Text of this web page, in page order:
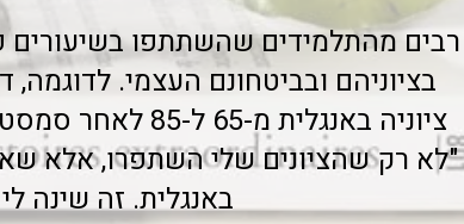
רבים מהתלמידים שהשתתפו בשיעורים
בציוניהם ובביטחונם העצמי.
ציוניה
"לא רק שהציונים שלי השתפרו, אלא
באנגלית. זה שינה